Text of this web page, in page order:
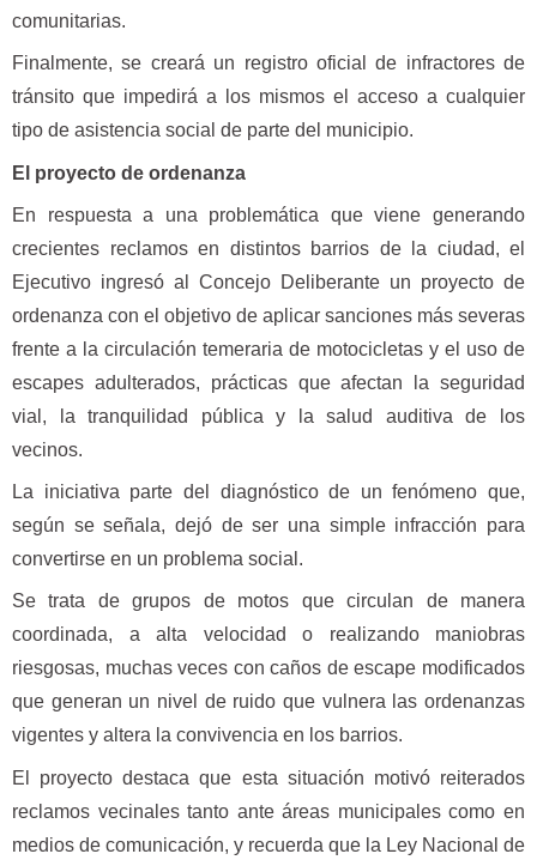
comunitarias.
Finalmente, se creará un registro oficial de infractores de
tránsito que impedirá a los mismos el acceso a cualquier
tipo de asistencia social de parte del municipio.
El proyecto de ordenanza
En respuesta a una problemática que viene generando
crecientes reclamos en distintos barrios de la ciudad, el
Ejecutivo ingresó al Concejo Deliberante un proyecto de
ordenanza con el objetivo de aplicar sanciones más severas
frente a la circulación temeraria de motocicletas y el uso de
escapes adulterados, prácticas que afectan la seguridad
vial, la tranquilidad pública y la salud auditiva de los
vecinos.
La iniciativa parte del diagnóstico de un fenómeno que,
según se señala, dejó de ser una simple infracción para
convertirse en un problema social.
Se trata de grupos de motos que circulan de manera
coordinada, a alta velocidad o realizando maniobras
riesgosas, muchas veces con caños de escape modificados
que generan un nivel de ruido que vulnera las ordenanzas
vigentes y altera la convivencia en los barrios.
El proyecto destaca que esta situación motivó reiterados
reclamos vecinales tanto ante áreas municipales como en
medios de comunicación, y recuerda que la Ley Nacional de